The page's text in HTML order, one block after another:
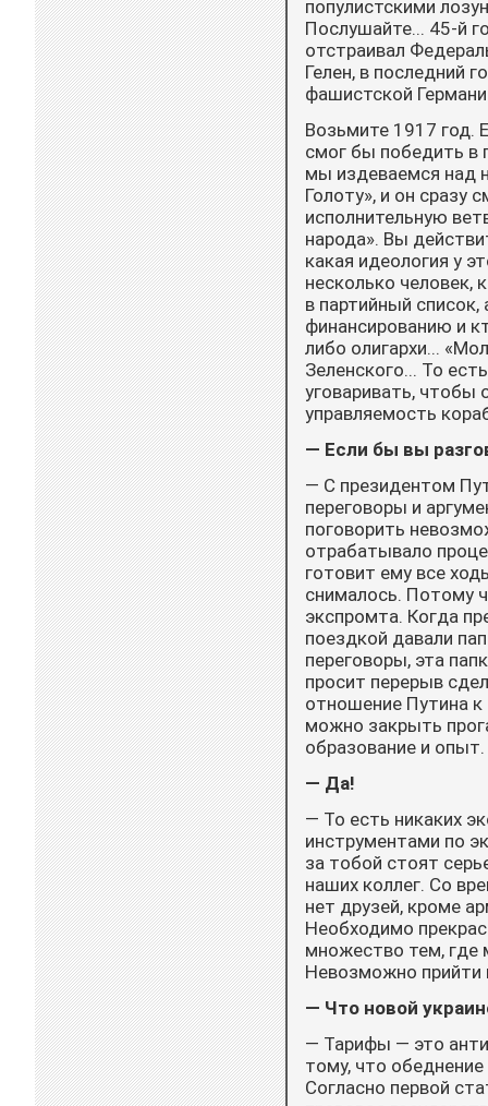
популистскими
Послушайте... 45-й
отстраивал
Гелен, в последний
фашистской
Возьмите 1917 год.
смог бы победить в
мы издеваемся над
Голоту», и он сразу
исполнительную
народа». Вы
какая идеология у
несколько человек,
в партийный
финансированию и
либо олигархи...
Зеленского... То
уговаривать, чтобы
управляемость
— Если бы вы
— С президентом
переговоры и
поговорить
отрабатывало
готовит ему все
снималось. Потому
экспромта. Когда
поездкой давали
переговоры, эта
просит перерыв
отношение Путина
можно закрыть
образование и опыт.
— Да!
— То есть никаких
инструментами по
за тобой стоят
наших коллег. Со
нет друзей, кроме
Необходимо
множество тем, где
Невозможно прийти
— Что новой
— Тарифы — это
тому, что
Согласно первой